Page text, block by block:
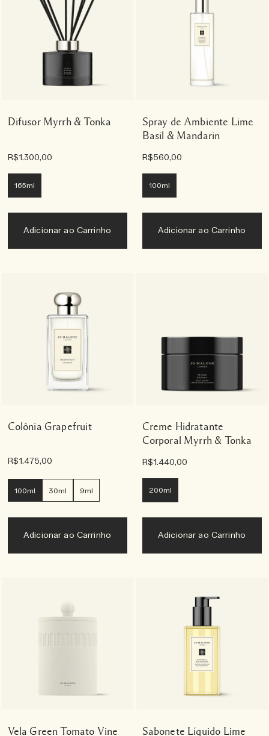
Difusor Myrrh & Tonka
R$1.300,00
165ml
Adicionar ao Carrinho
Spray de Ambiente Lime
Basil & Mandarin
R$560,00
100ml
Adicionar ao Carrinho
Colônia Grapefruit
R$1.475,00
100ml 30ml 9ml
Adicionar ao Carrinho
Creme Hidratante
Corporal Myrrh & Tonka
R$1.440,00
200ml
Adicionar ao Carrinho
Vela Green Tomato Vine
Sabonete Líquido Lime